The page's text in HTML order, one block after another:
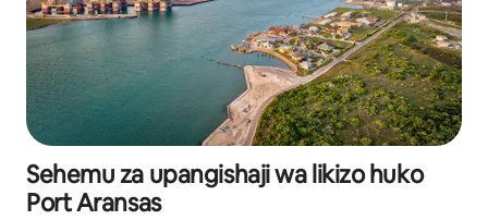
Sehemu za upangishaji wa likizo huko
Port Aransas